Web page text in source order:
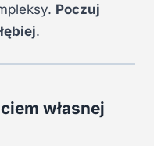
Poczuj
.
własnej